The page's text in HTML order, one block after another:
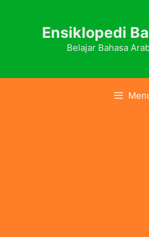
Ensiklopedi
Belajar Bahasa